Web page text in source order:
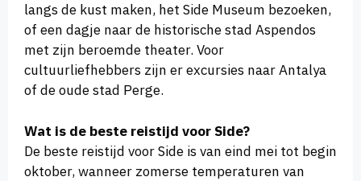
langs de kust maken, het Side Museum bezoeken,
of een dagje naar de historische stad Aspendos
met zijn beroemde theater. Voor
cultuurliefhebbers zijn er excursies naar Antalya
of de oude stad Perge.
Wat is de beste reistijd voor Side?
De beste reistijd voor Side is van eind mei tot begin
oktober, wanneer zomerse temperaturen van